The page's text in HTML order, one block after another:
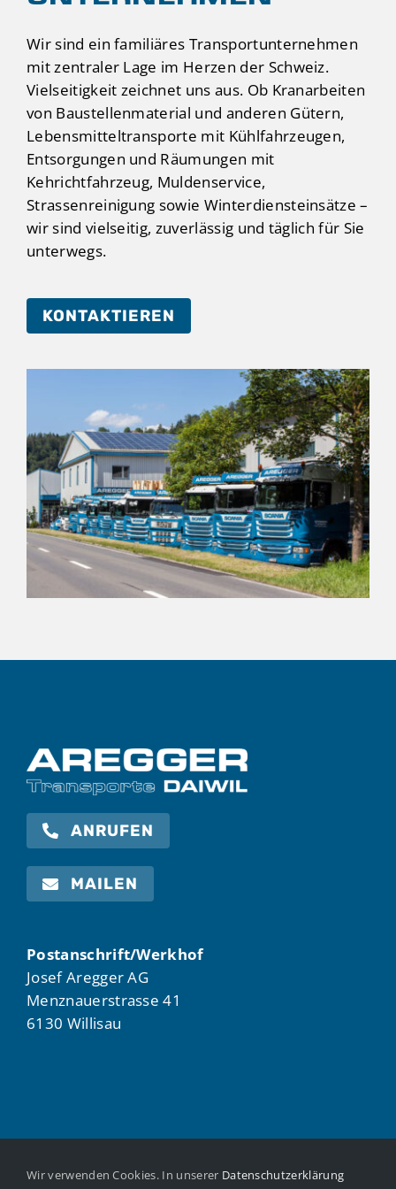
Wir sind ein familiäres Transportunternehmen
mit zentraler Lage im Herzen der Schweiz.
Vielseitigkeit zeichnet uns aus. Ob Kranarbeiten
von Baustellenmaterial und anderen Gütern,
Lebensmitteltransporte mit Kühlfahrzeugen,
Entsorgungen und Räumungen mit
Kehrichtfahrzeug, Muldenservice,
Strassenreinigung sowie Winterdiensteinsätze –
wir sind vielseitig, zuverlässig und täglich für Sie
unterwegs.
KONTAKTIEREN
ANRUFEN
MAILEN
Postanschrift/Werkhof
Josef Aregger AG
Menznauerstrasse 41
6130 Willisau
Wir verwenden Cookies. In unserer Datenschutzerklärung